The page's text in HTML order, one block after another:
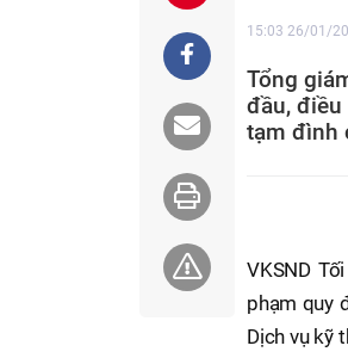
15:03 26/01/
Tổng
đầu,
tạm đình
VKSND
phạm quy
Dịch vụ kỹ